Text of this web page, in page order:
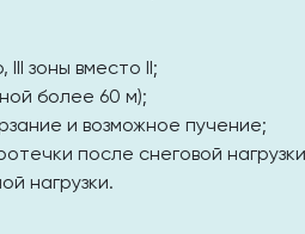
зоны вместо II;
более 60 м);
и возможное пучение;
после снеговой
нагрузки.